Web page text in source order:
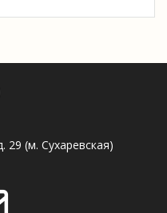
29 (м. Сухаревская)